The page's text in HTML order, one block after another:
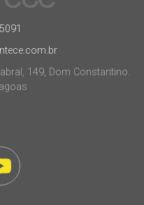
149, Dom Constantino.